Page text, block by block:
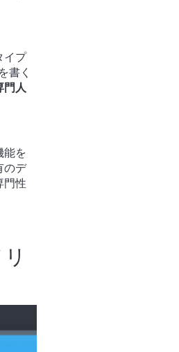
イプ
書く
門人
能を
のデ
門性